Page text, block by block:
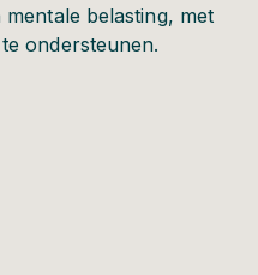
belasting, met
ondersteunen.